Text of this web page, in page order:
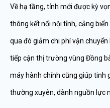
Về hạ tầng, tỉnh mới được kỳ
thông kết nối nội tỉnh, cảng
qua đó giảm chi phí vận
tiếp cận thị trường vùng Đồng
máy hành chính cũng giúp tinh
thường xuyên, dành nguồn lực